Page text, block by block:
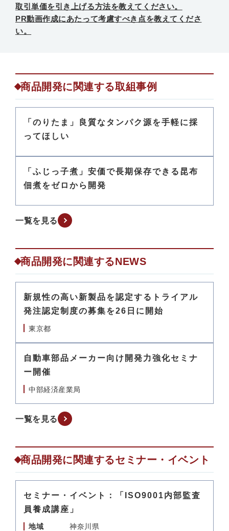
取引単価を引き上げる方法を教えてください。
PR動画作成にあたって考慮すべき点を教えてくださ
い。
商品開発に関連する取組事例
「のりたま」良質なタンパク源を手軽に採
ってほしい
「ふじっ子煮」安価で長期保存できる昆布
佃煮をゼロから開発
一覧を見る
商品開発に関連するNEWS
新規性の高い新製品を認定するトライアル
発注認定制度の募集を26日に開始
東京都
自動車部品メーカー向け開発力強化セミナ
ー開催
中部経済産業局
一覧を見る
商品開発に関連するセミナー・イベント
セミナー・イベント：「ISO9001内部監査
員養成講座」
地域
神奈川県